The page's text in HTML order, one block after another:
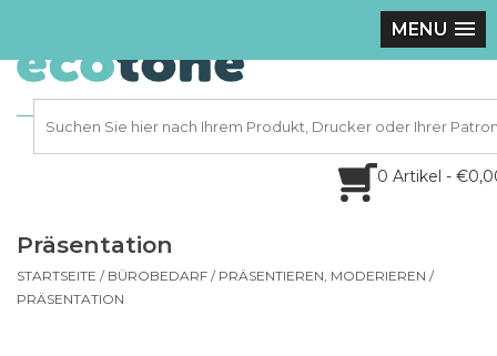
MENU
0 Artikel -
Präsentation
STARTSEITE / BÜROBEDARF / PRÄSENTIEREN, MODERIEREN /
PRÄSENTATION